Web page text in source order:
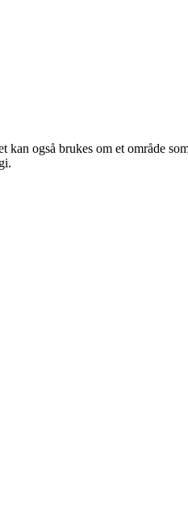
også brukes om et område